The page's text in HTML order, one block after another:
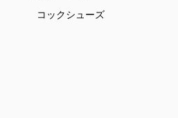
コックシューズ